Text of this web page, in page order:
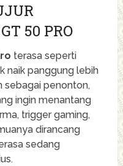
50 PRO
terasa seperti
naik panggung lebih
sebagai penonton,
ingin menantang
trigger gaming,
dirancang
sedang